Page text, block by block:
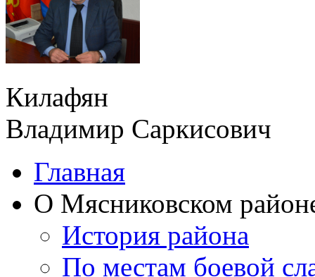
Килафян
Владимир Саркисович
Главная
О Мясниковском
История района
По местам боевой